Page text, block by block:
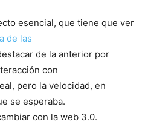
esencial, que tiene que ver
de las
de la anterior por
con
pero la velocidad, en
se esperaba.
con la web 3.0.